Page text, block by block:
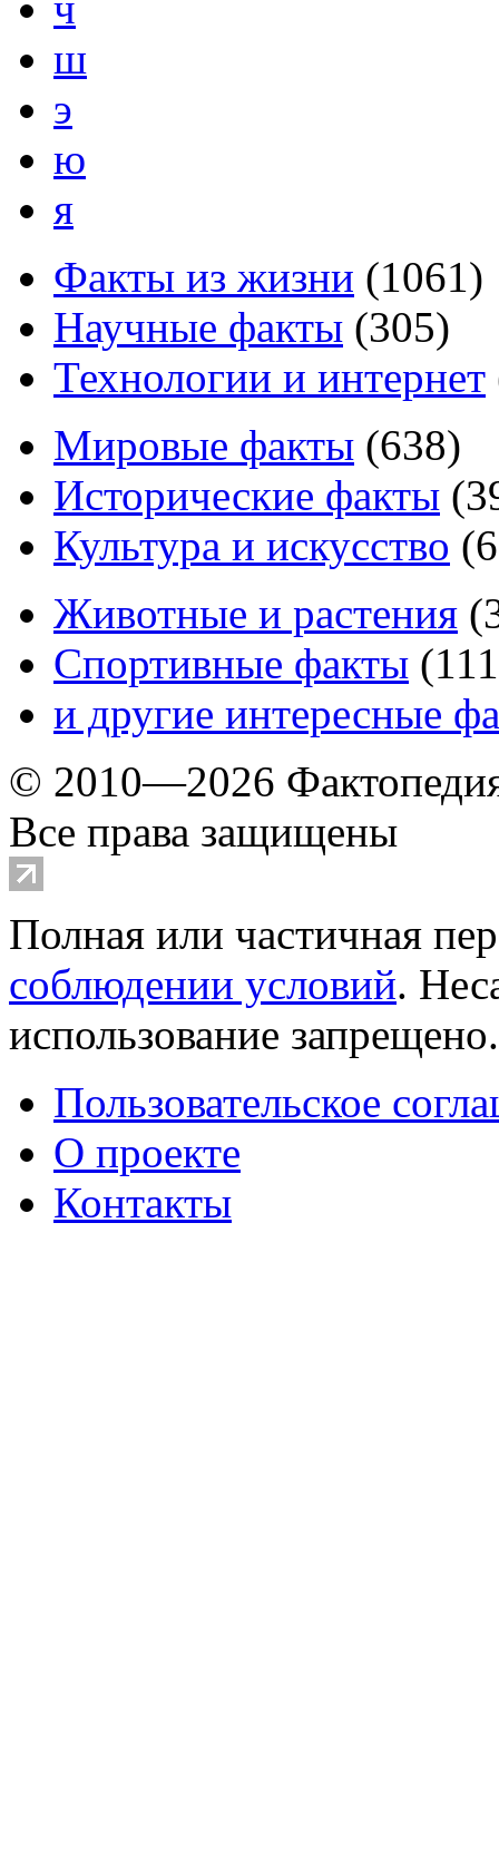
ш
э
ю
я
Факты из жизни (1061)
Научные факты (305)
Технологии и интернет
Мировые факты (638)
Исторические факты (
Культура и искусство (
Животные и растения (
Спортивные факты (111
и другие интересные
© 2010—2026
Все права защищены
Полная или частичная
соблюдении условий.
использование
Пользовательское
О проекте
Контакты